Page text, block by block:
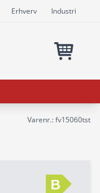
Erhverv Industri
Varenr.: fv15060tst
B